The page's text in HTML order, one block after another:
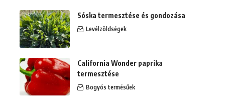
Sóska termesztése és gondozása
Levélzöldségek
California Wonder paprika
termesztése
Bogyós termésűek